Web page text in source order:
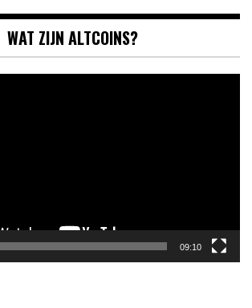
WAT ZIJN ALTCOINS?
09:10